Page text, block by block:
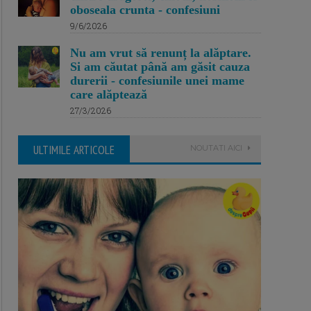
oboseala crunta - confesiuni
9/6/2026
Nu am vrut să renunț la alăptare.
Si am căutat până am găsit cauza
durerii - confesiunile unei mame
care alăptează
27/3/2026
ULTIMILE ARTICOLE NOUTATI AICI